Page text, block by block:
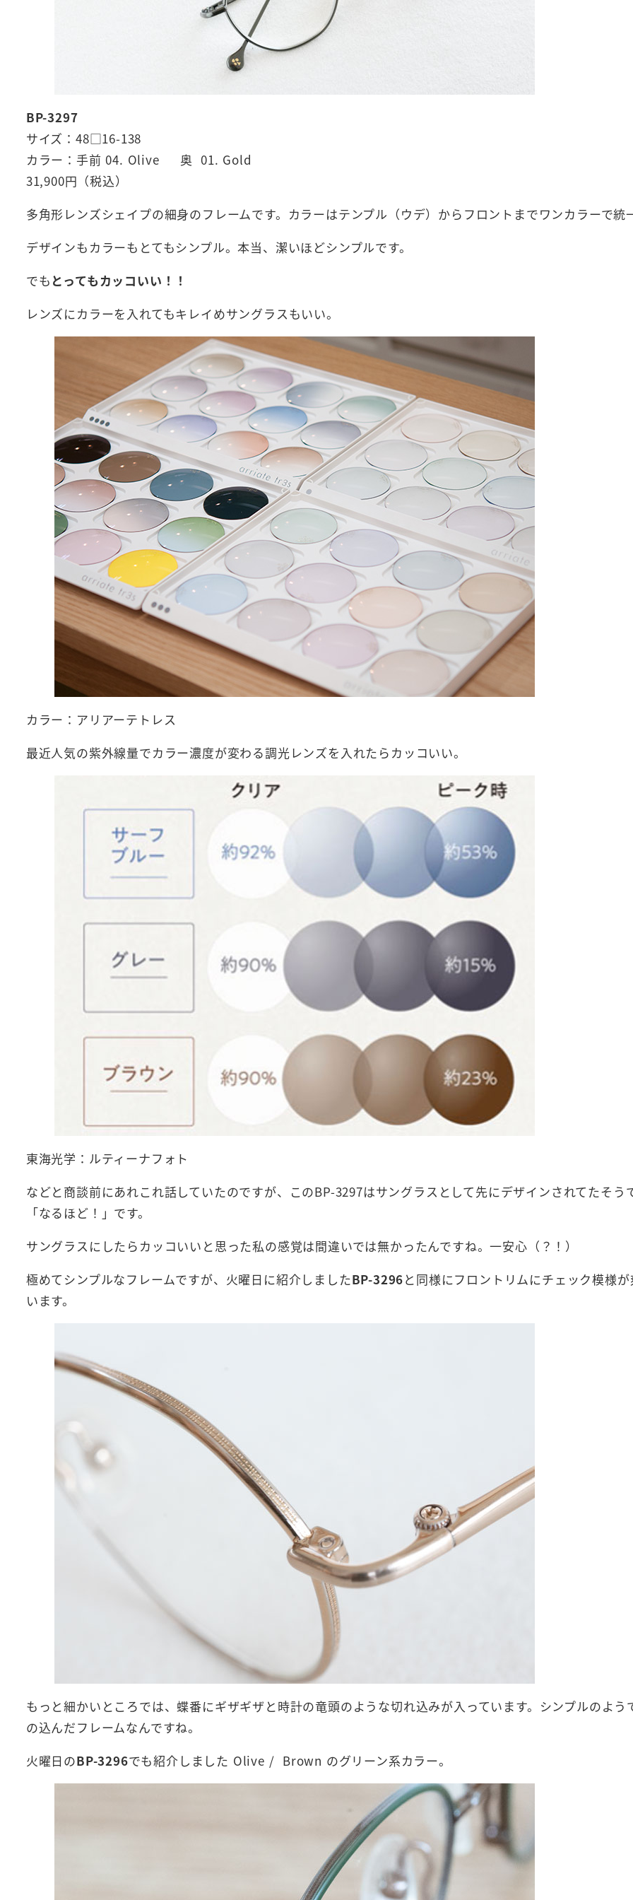
BP-3297
サイズ：48□16-138
カラー：手前 04. Olive 奥 01. Gold
31,900円（税込）
多角形レンズシェイプの細身のフレームです。カラーはテンプル（ウデ）からフロントまでワンカラーで統
デザインもカラーもとてもシンプル。本当、潔いほどシンプルです。
でも とってもカッコいい！！
レンズにカラーを入れてもキレイめサングラスもいい。
カラー：アリアーテトレス
最近人気の紫外線量でカラー濃度が変わる調光レンズを入れたらカッコいい。
東海光学：ルティーナフォト
などと商談前にあれこれ話していたのですが、このBP-3297はサングラスとして先にデザインされてたそう
「なるほど！」です。
サングラスにしたらカッコいいと思った私の感覚は間違いでは無かったんですね。一安心（？！）
極めてシンプルなフレームですが、火曜日に紹介しましたBP-3296と同様にフロントリムにチェック模様
います。
もっと細かいところでは、蝶番にギザギザと時計の竜頭のような切れ込みが入っています。シンプルのよう
の込んだフレームなんですね。
火曜日のBP-3296でも紹介しました Olive / Brown のグリーン系カラー。